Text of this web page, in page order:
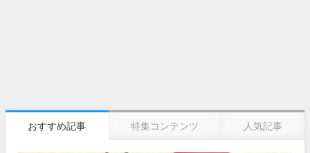
おすすめ記事 特集コンテンツ 人気記事